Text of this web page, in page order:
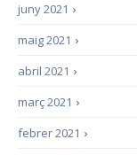
›
juny 2021
›
maig 2021
›
abril 2021
›
març 2021
›
febrer 2021